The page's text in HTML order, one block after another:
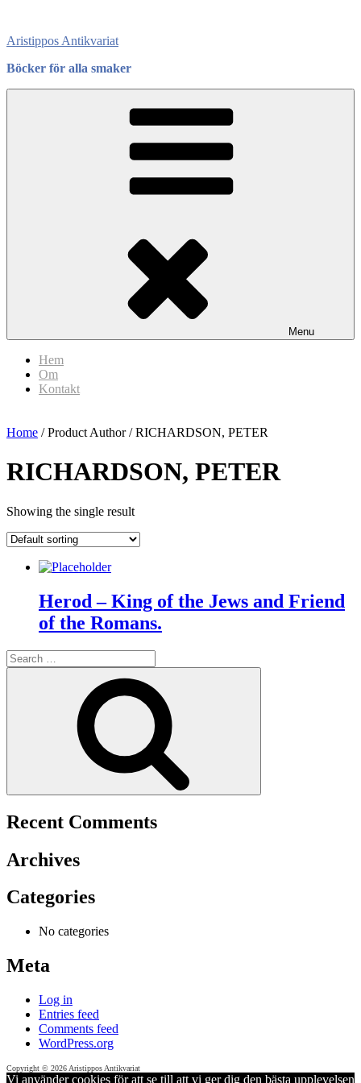
content
Aristippos Antikvariat
Böcker för alla smaker
Menu
Hem
Om
Kontakt
Home / Product Author / RICHARDSON, PETER
RICHARDSON, PETER
Showing the single result
Herod – King of the Jews and Friend
of the Romans.
Search
for:
Recent Comments
Archives
Categories
No categories
Meta
Log in
Entries feed
Comments feed
WordPress.org
Copyright © 2026 Aristippos Antikvariat
Vi använder cookies för att se till att vi ger dig den bästa upplevelsen